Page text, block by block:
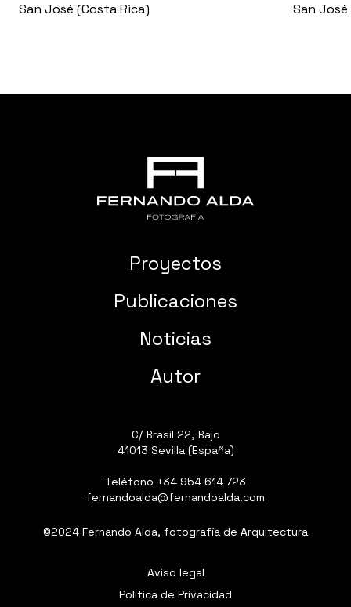
San José (Costa Rica)
San
Proyectos
Publicaciones
Noticias
Autor
C/ Brasil 22, Bajo
41013 Sevilla (España)
Teléfono +34 954 614 723
fernandoalda@fernandoalda.com
©2024 Fernando Alda, fotografía de Arquitectura
Aviso legal
Política de Privacidad